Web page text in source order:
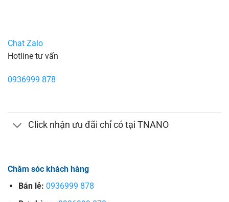
Chat Zalo
Hotline tư vấn
0936999 878
Click nhận ưu đãi chỉ có tại TNANO
Chăm sóc khách hàng
Bán lẻ: 0936999 878